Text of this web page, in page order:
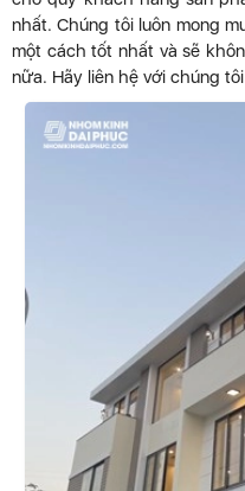
nhất. Chúng tôi luôn mong
một cách tốt nhất và sẽ
nữa. Hãy liên hệ với chúng